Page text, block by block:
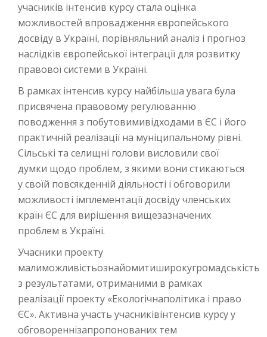
учасників інтенсив курсу стала оцінка
можливостей впровадження європейського
досвіду в Україні, порівняльний аналіз і прогноз
наслідків європейської інтеграції для розвитку
правової системи в Україні.
В рамках інтенсив курсу найбільша увага була
присвячена правовому регулюванню
поводження з побутовимивідходами в ЄС і його
практичній реалізації на муніципальному рівні.
Сільські та селищні голови висловили свої
думки щодо проблем, з якими вони стикаються
у своїй повсякденній діяльності і обговорили
можливості імплементації досвіду членських
країн ЄС для вирішення вищезазначених
проблем в Україні.
Учасники проекту
малиможливістьознайомитиширокугромадськість
з результатами, отриманими в рамках
реалізації проекту «Екологічнаполітика і право
ЄС». Активна участь учасниківінтенсив курсу у
обговореннізапропонованих тем